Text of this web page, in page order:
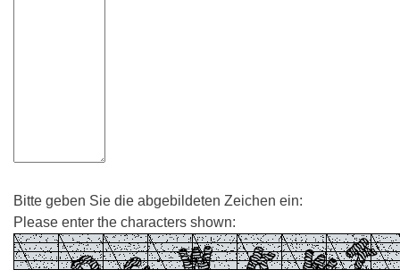
Bitte geben Sie die abgebildeten Zeichen ein:
Please enter the characters shown: